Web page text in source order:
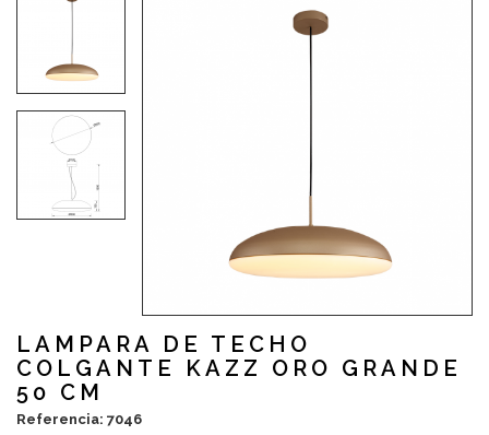
LAMPARA DE TECHO
COLGANTE KAZZ ORO GRANDE
50 CM
Referencia: 7046